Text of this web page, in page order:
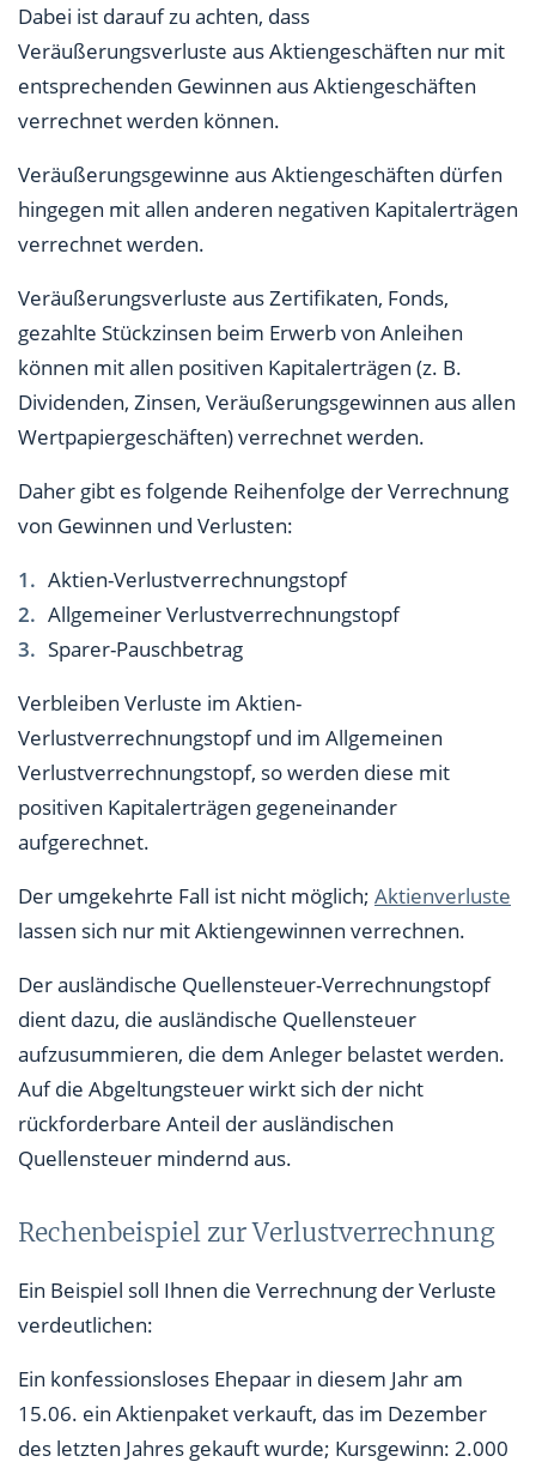
Dabei ist darauf zu achten, dass
Veräußerungsverluste aus Aktiengeschäften nur mit
entsprechenden Gewinnen aus Aktiengeschäften
verrechnet werden können.
Veräußerungsgewinne aus Aktiengeschäften dürfen
hingegen mit allen anderen negativen Kapitalerträgen
verrechnet werden.
Veräußerungsverluste aus Zertifikaten, Fonds,
gezahlte Stückzinsen beim Erwerb von Anleihen
können mit allen positiven Kapitalerträgen (z. B.
Dividenden, Zinsen, Veräußerungsgewinnen aus allen
Wertpapiergeschäften) verrechnet werden.
Daher gibt es folgende Reihenfolge der Verrechnung
von Gewinnen und Verlusten:
Aktien-Verlustverrechnungstopf
Allgemeiner Verlustverrechnungstopf
Sparer-Pauschbetrag
Verbleiben Verluste im Aktien-
Verlustverrechnungstopf und im Allgemeinen
Verlustverrechnungstopf, so werden diese mit
positiven Kapitalerträgen gegeneinander
aufgerechnet.
Der umgekehrte Fall ist nicht möglich; Aktienverluste
lassen sich nur mit Aktiengewinnen verrechnen.
Der ausländische Quellensteuer-Verrechnungstopf
dient dazu, die ausländische Quellensteuer
aufzusummieren, die dem Anleger belastet werden.
Auf die Abgeltungsteuer wirkt sich der nicht
rückforderbare Anteil der ausländischen
Quellensteuer mindernd aus.
Rechenbeispiel zur Verlustverrechnung
Ein Beispiel soll Ihnen die Verrechnung der Verluste
verdeutlichen:
Ein konfessionsloses Ehepaar in diesem Jahr am
15.06. ein Aktienpaket verkauft, das im Dezember
des letzten Jahres gekauft wurde; Kursgewinn: 2.000